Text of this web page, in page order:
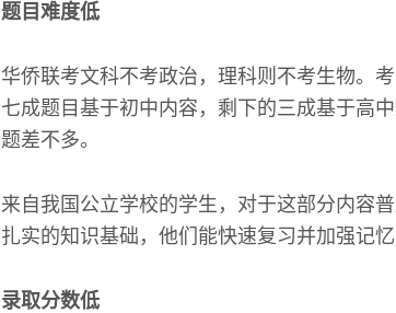
题目难度低
华侨联考文科不考政治，理科则不考生物。
七成题目基于初中内容，剩下的三成基于高
题差不多。
来自我国公立学校的学生，对于这部分内容
扎实的知识基础，他们能快速复习并加强记
录取分数低